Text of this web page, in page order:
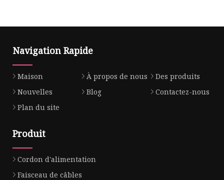
Navigation Rapide
Maison À propos de nous
Des produits
Nouvelles
Blog
Contactez-nous
Plan du site
Produit
Cordon d'alimentation
Faisceau de câbles